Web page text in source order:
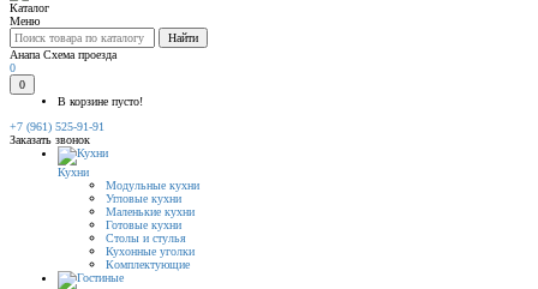
Каталог
Меню
Найти
Анапа Схема проезда
0
0
В корзине пусто!
+7 (961) 525-91-91
Заказать звонок
Кухни
Модульные кухни
Угловые кухни
Маленькие кухни
Готовые кухни
Столы и стулья
Кухонные уголки
Комплектующие